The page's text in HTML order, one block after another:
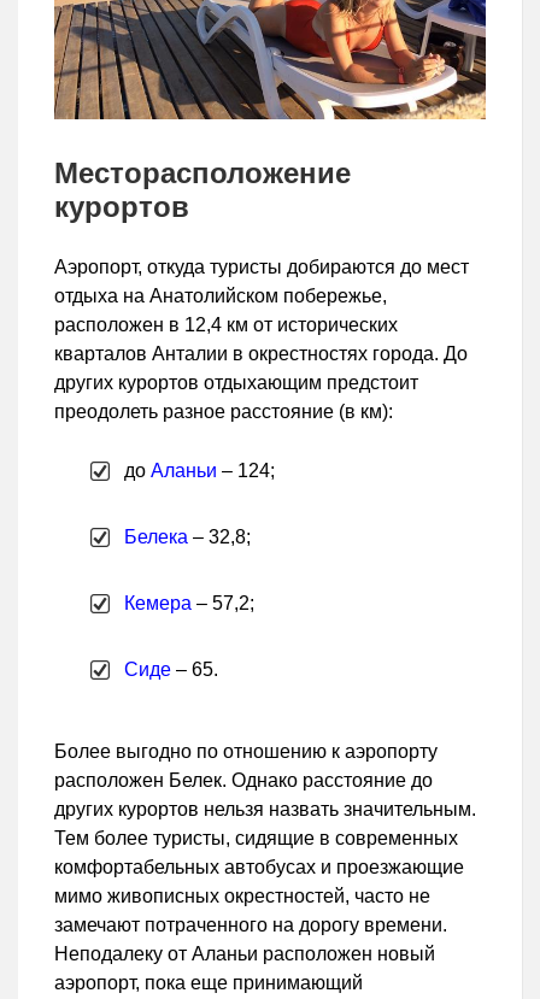
Месторасположение
курортов
Аэропорт, откуда туристы добираются до мест
отдыха на Анатолийском побережье,
расположен в 12,4 км от исторических
кварталов Анталии в окрестностях города. До
других курортов отдыхающим предстоит
преодолеть разное расстояние (в км):
до Аланьи – 124;
Белека – 32,8;
Кемера – 57,2;
Сиде – 65.
Более выгодно по отношению к аэропорту
расположен Белек. Однако расстояние до
других курортов нельзя назвать значительным.
Тем более туристы, сидящие в современных
комфортабельных автобусах и проезжающие
мимо живописных окрестностей, часто не
замечают потраченного на дорогу времени.
Неподалеку от Аланьи расположен новый
аэропорт, пока еще принимающий